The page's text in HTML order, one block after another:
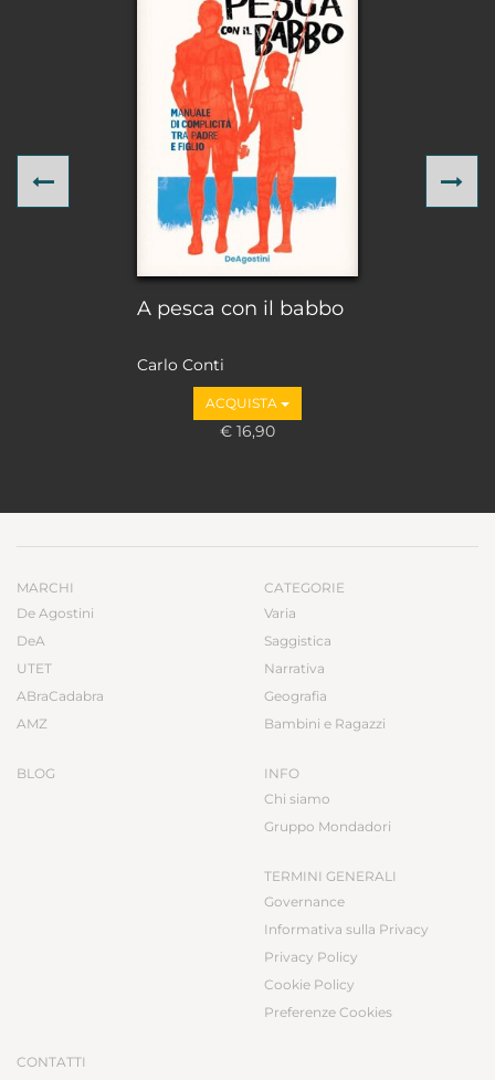
A pesca con il babbo
Carlo Conti
ACQUISTA
€ 16,90
Previous
MARCHI
De Agostini
DeA
UTET
ABraCadabra
AMZ
BLOG
CATEGORIE
Varia
Saggistica
Narrativa
Geografia
Bambini e Ragazzi
INFO
Chi siamo
Gruppo Mondadori
TERMINI GENERALI
Governance
Informativa sulla Privacy
Privacy Policy
Cookie Policy
Preferenze Cookies
CONTATTI